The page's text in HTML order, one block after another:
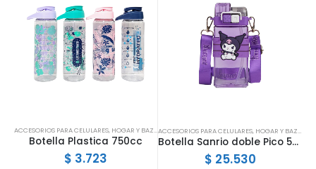
ACCESORIOS PARA CELULARES, HOGAR Y BAZAR
Botella Plastica 750cc
$ 3.723
ACCESORIOS PARA CELULARES, HOGAR Y BAZAR
Botella Sanrio doble Pico 520ML
$ 25.530